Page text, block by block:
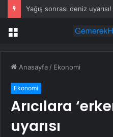
Menü
Anasayfa / Ekonomi
Ekonomi
Arıcılara
uyarısı